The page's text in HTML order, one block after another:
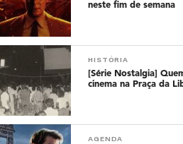
neste fim de semana
HISTÓRIA
[Série Nostalgia]
cinema na Praça da
AGENDA